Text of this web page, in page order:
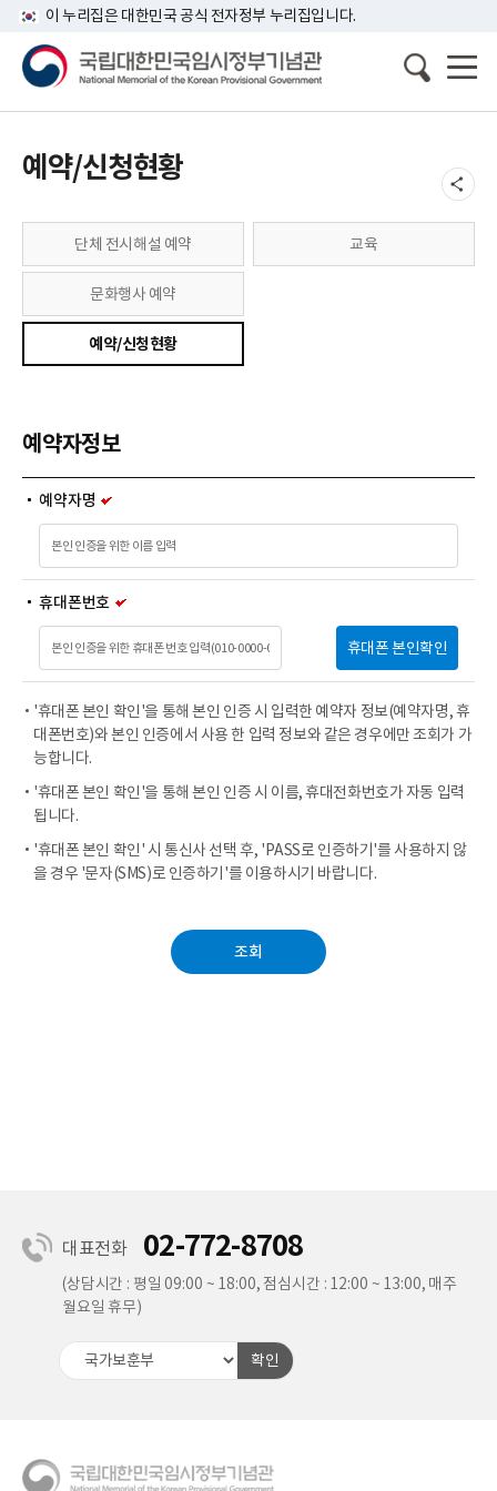
이 누리집은 대한민국 공식 전자정부 누리집입니다.
예약/신청현황
단체 전시해설 예약 교육
문화행사 예약
예약/신청현황
예약자정보
예약자명
휴대폰번호
휴대폰 본인확인
'휴대폰 본인 확인'을 통해 본인 인증 시 입력한 예약자 정보(예약자명, 휴
대폰번호)와 본인 인증에서 사용 한 입력 정보와 같은 경우에만 조회가 가
능합니다.
'휴대폰 본인 확인'을 통해 본인 인증 시 이름, 휴대전화번호가 자동 입력
됩니다.
'휴대폰 본인 확인' 시 통신사 선택 후, 'PASS로 인증하기'를 사용하지 않
을 경우 '문자(SMS)로 인증하기'를 이용하시기 바랍니다.
조회
대표전화 02-772-8708
(상담시간 : 평일 09:00 ~ 18:00, 점심시간 : 12:00 ~ 13:00, 매주
월요일 휴무)
확인